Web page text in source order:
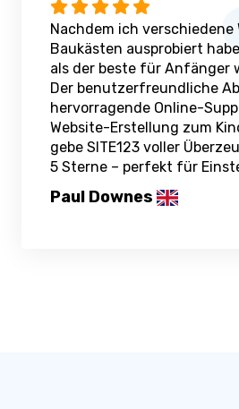
Nachdem ich verschiedene
Baukästen ausprobiert
als der beste für Anfänger
Der benutzerfreundliche
hervorragende Online-
Website-Erstellung zum
gebe SITE123 voller
5 Sterne – perfekt für
Paul Downes